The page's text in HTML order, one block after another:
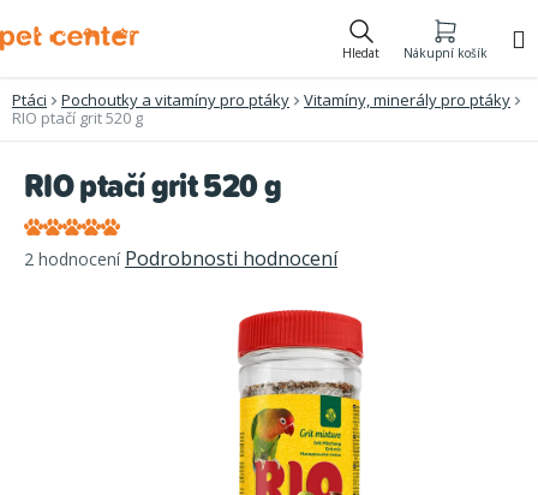
na
Hledat Nákupní košík
Ptáci Pochoutky a vitamíny pro ptáky
Vitamíny, minerály pro ptáky
RIO ptačí grit 520 g
RIO ptačí grit 520 g
Průměrné
hodnocení
2 hodnocení Podrobnosti hodnocení